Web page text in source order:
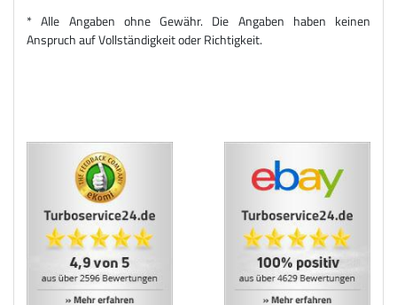
* Alle Angaben ohne Gewähr. Die Angaben haben keinen
Anspruch auf Vollständigkeit oder Richtigkeit.